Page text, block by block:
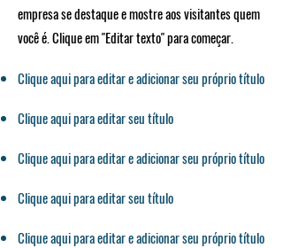
empresa se destaque e mostre aos visitantes quem
você é. Clique em "Editar texto" para começar.
Clique aqui para editar e adicionar seu próprio título
Clique aqui para editar seu título
Clique aqui para editar e adicionar seu próprio título
Clique aqui para editar seu título
Clique aqui para editar e adicionar seu próprio título